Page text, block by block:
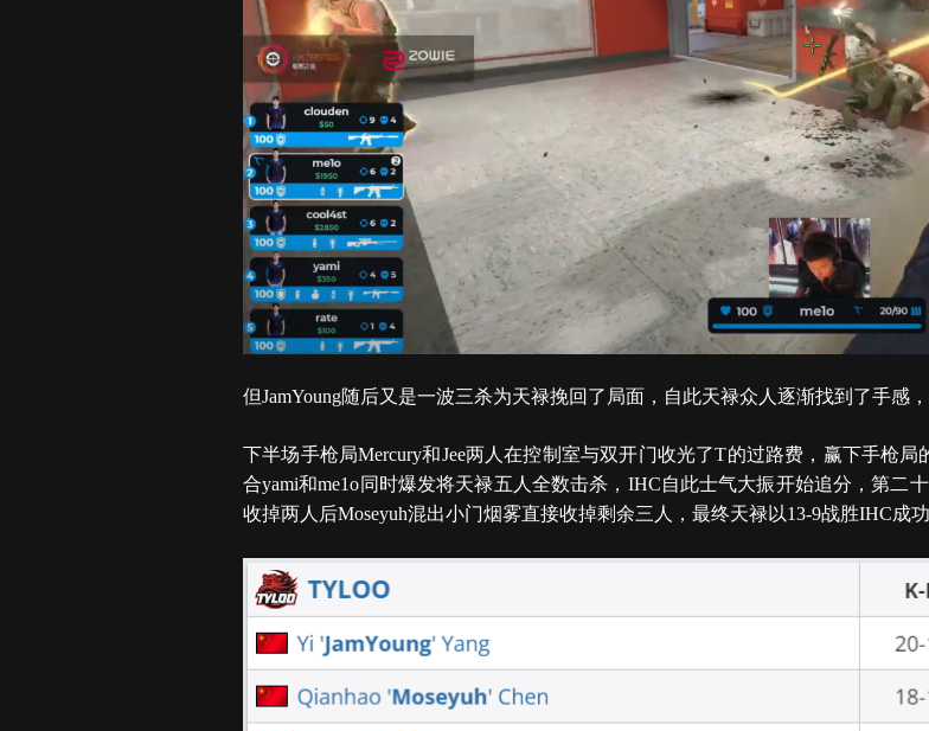
但JamYoung随后又是一波三杀为天禄挽回了局面，自此天禄众人逐渐找到了手感
下半场手枪局Mercury和Jee两人在控制室与双开门收光了T的过路费，赢下手枪
合yami和me1o同时爆发将天禄五人全数击杀，IHC自此士气大振开始追分，第二
收掉两人后Moseyuh混出小门烟雾直接收掉剩余三人，最终天禄以13-9战胜IHC成功